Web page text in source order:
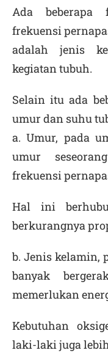
Ada beberapa
frekuensi
adalah jenis
kegiatan tubuh.
Selain itu ada
umur dan suhu
a.Umur, pada
umur
frekuensi
Hal ini
berkurangnya
b. Jenis kelamin,
banyak
memerlukan
Kebutuhan
laki-laki juga